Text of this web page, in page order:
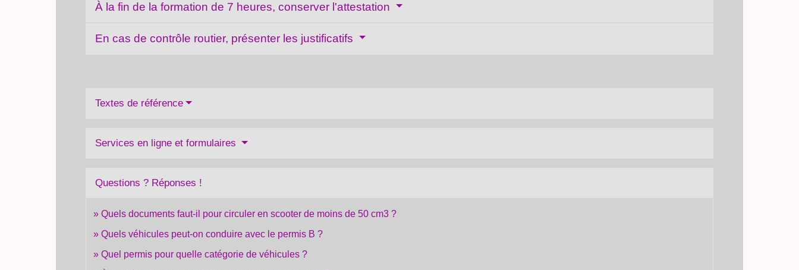
À la fin de la formation de 7 heures, conserver l'attestation
En cas de contrôle routier, présenter les justificatifs
Textes de référence
Services en ligne et formulaires
Questions ? Réponses !
Quels documents faut-il pour circuler en scooter de moins de 50 cm3 ?
Quels véhicules peut-on conduire avec le permis B ?
Quel permis pour quelle catégorie de véhicules ?